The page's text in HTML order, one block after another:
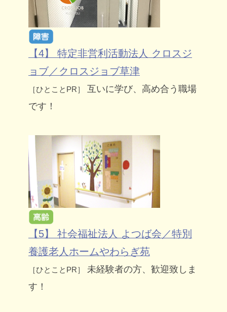
【4】 特定非営利活動法人 クロスジ
ョブ／クロスジョブ草津
［ひとことPR］
互いに学び、高め合う職場
です！
【5】 社会福祉法人 よつば会／特別
養護老人ホームやわらぎ苑
［ひとことPR］
未経験者の方、歓迎致しま
す！